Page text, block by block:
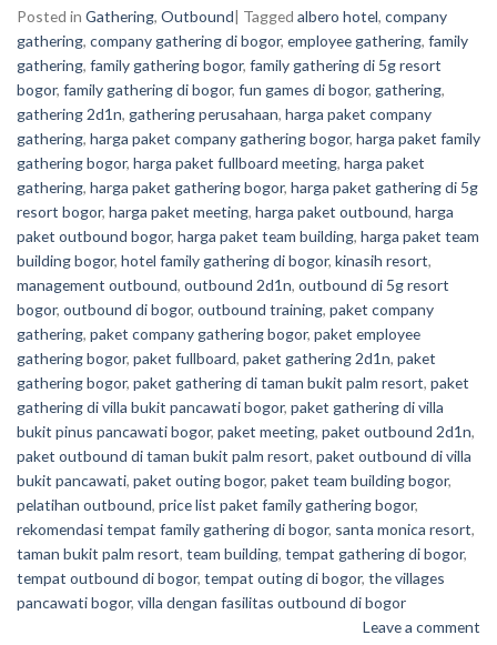
Posted in Gathering, Outbound| Tagged albero hotel, company
gathering, company gathering di bogor, employee gathering, family
gathering, family gathering bogor, family gathering di 5g resort
bogor, family gathering di bogor, fun games di bogor, gathering,
gathering 2d1n, gathering perusahaan, harga paket company
gathering, harga paket company gathering bogor, harga paket family
gathering bogor, harga paket fullboard meeting, harga paket
gathering, harga paket gathering bogor, harga paket gathering di 5g
resort bogor, harga paket meeting, harga paket outbound, harga
paket outbound bogor, harga paket team building, harga paket team
building bogor, hotel family gathering di bogor, kinasih resort,
management outbound, outbound 2d1n, outbound di 5g resort
bogor, outbound di bogor, outbound training, paket company
gathering, paket company gathering bogor, paket employee
gathering bogor, paket fullboard, paket gathering 2d1n, paket
gathering bogor, paket gathering di taman bukit palm resort, paket
gathering di villa bukit pancawati bogor, paket gathering di villa
bukit pinus pancawati bogor, paket meeting, paket outbound 2d1n,
paket outbound di taman bukit palm resort, paket outbound di villa
bukit pancawati, paket outing bogor, paket team building bogor,
pelatihan outbound, price list paket family gathering bogor,
rekomendasi tempat family gathering di bogor, santa monica resort,
taman bukit palm resort, team building, tempat gathering di bogor,
tempat outbound di bogor, tempat outing di bogor, the villages
pancawati bogor, villa dengan fasilitas outbound di bogor
Leave a comment